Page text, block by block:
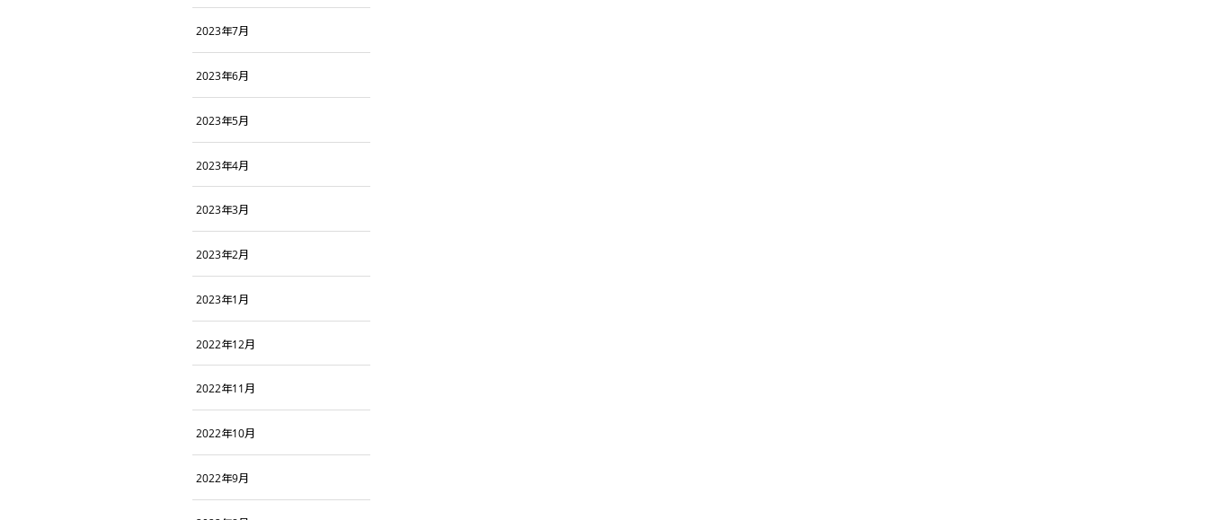
2023年7月
2023年6月
2023年5月
2023年4月
2023年3月
2023年2月
2023年1月
2022年12月
2022年11月
2022年10月
2022年9月